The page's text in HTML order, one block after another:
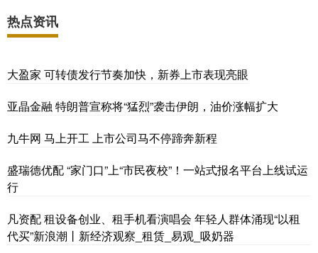
热点资讯
大盈家 可转债发行节奏加快，新券上市表现亮眼
亚晶金融 特朗普宣称将“猛烈”袭击伊朗，油价涨幅扩大
九牛网 马上开工 上市公司马不停蹄奔新程
盛瑞德优配 “家门口”上“市民夜校”！一站式报名平台上线试运
行
凡资配 租设备创业、租手机看演唱会 年轻人群体涌现“以租
代买”新浪潮丨新经济观察_租赁_易观_吸奶器